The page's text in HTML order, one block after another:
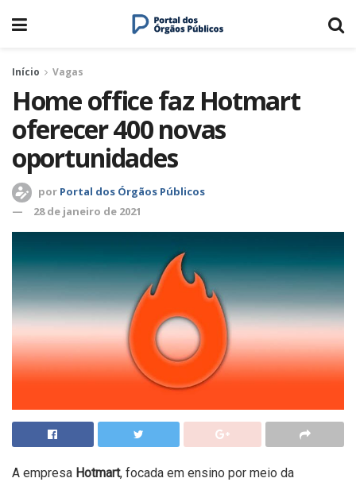
Início Vagas
Home office faz Hotmart
oferecer 400 novas
oportunidades
por Portal dos Órgãos Públicos
28 de janeiro de 2021
A empresa Hotmart, focada em ensino por meio da